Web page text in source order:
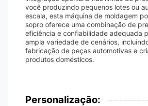
você produzindo pequenos lotes ou
escala, esta máquina de moldagem
sopro oferece uma combinação de
eficiência e confiabilidade adequada
ampla variedade de cenários,
fabricação de peças automotivas e
produtos domésticos.
Personalização: